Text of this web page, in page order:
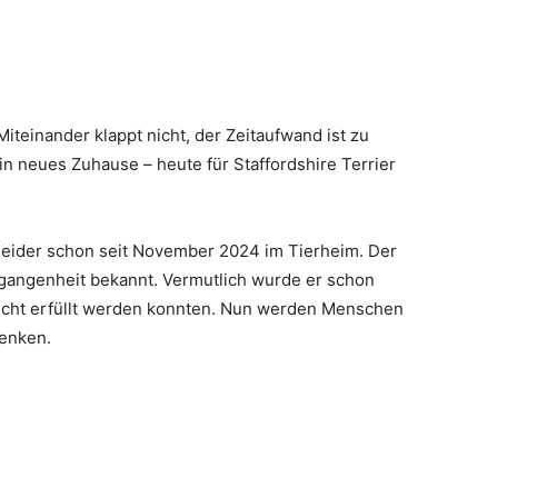
klappt nicht, der Zeitaufwand ist zu
neues Zuhause – heute für Staffordshire Terrier
schon seit November 2024 im Tierheim. Der
bekannt. Vermutlich wurde er schon
erfüllt werden konnten. Nun werden Menschen